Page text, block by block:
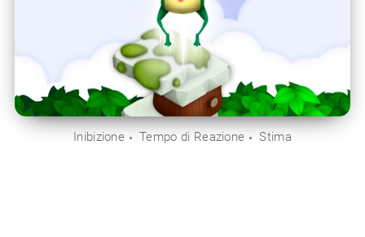
Inibizione Tempo di Reazione Stima